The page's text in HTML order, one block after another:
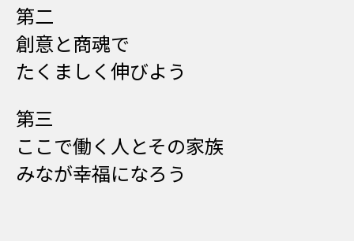
第二
創意と商魂で
たくましく伸びよう
第三
ここで働く人とその家族
みなが幸福になろう